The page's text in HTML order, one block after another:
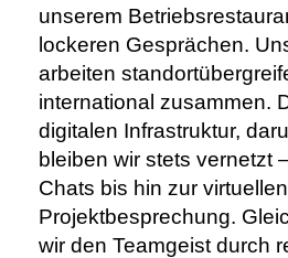
unserem
lockeren Gesprächen.
arbeiten
international zusammen.
digitalen Infrastruktur,
bleiben wir stets vernetzt
Chats bis hin zur virtuellen
Projektbesprechung.
wir den Teamgeist durch